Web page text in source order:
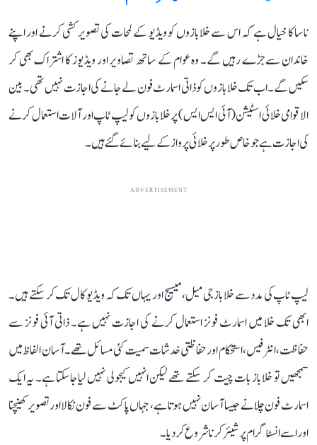
ناسا کا خیال ہے کہ اس سے خلابازوں کو ویڈیو کے لمحات کی تصویر کشی کرنے اور اپنے
خاندان سے جڑے رہیں گے۔ وہ عوام کے ساتھ تصاویر اور ویڈیوز کا اشتراک بھی کر
سکیں گے۔ اب تک خلابازوں کو ذاتی اسمارٹ فون لے جانے کی اجازت نہیں تھی۔ بین
الاقوامی خلائی اسٹیشن (آئی ایس ایس) پر خلابازوں کو لیپ ٹاپ اور آلات استعمال کرنے
کی اجازت ہے جو خاص طور پر خلائی پرواز کے لیے بنائے گئے ہیں۔
ADVERTISEMENT
لیپ ٹاپ کی مدد سے خلابازجی میل،میسیج اور یہاں تک کہ ویڈیو کال تک کرسکتے ہیں۔
ابھی تک خلا میں اسمارٹ فونز استعمال کرنے کی اجازت نہیں ہے۔ ذاتی آئی فونز سے
حفاظت، انٹرفیس، استحکام اور حفاظتی خدشات سمیت کئی مسائل تھے۔ آسان الفاظ میں
سمجھیں تو خلاباز بات چیت کر سکتے تھے لیکن انہیں کیجولی نہیں لیاجاسکتا ہے۔ یہ ایک
اسمارٹ فون چلانے جیسا آسان نہیں ہوتا ہے، جہاں پاکٹ سے فون نکالااورتصویر کھینچنا
اور اسے انسٹاگرام پر شیئر کرنا شرو ع کردیا۔